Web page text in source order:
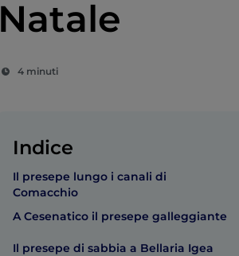
Natale
4 minuti
Indice
Il presepe lungo i canali di
Comacchio
A Cesenatico il presepe galleggiante
Il presepe di sabbia a Bellaria Igea